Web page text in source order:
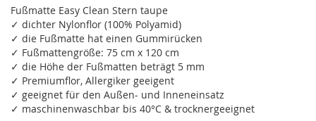
Fußmatte Easy Clean Stern taupe
✓ dichter Nylonflor (100% Polyamid)
✓ die Fußmatte hat einen Gummirücken
✓ Fußmattengröße: 75 cm x 120 cm
✓ die Höhe der Fußmatten beträgt 5 mm
✓ Premiumflor, Allergiker geeigent
✓ geeignet für den Außen- und Inneneinsatz
✓ maschinenwaschbar bis 40°C & trocknergeeignet